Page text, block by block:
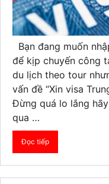
Bạn đang muốn
để kịp chuyến công
du lịch theo tour
vấn đề “Xin visa
Đừng quá lo lắng
qua …
Đọc tiếp